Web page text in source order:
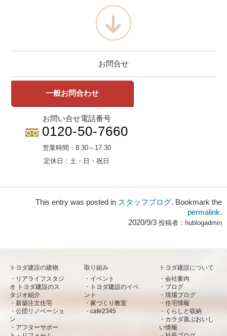
お問合せ
一般お問合わせ
お問い合せ電話番号
0120-50-7660
営業時間： 8:30～17:30
定休日：土・日・祝日
This entry was posted in スタッフブログ. Bookmark the
permalink.
2020/9/3 投稿者： hublogadmin
トヨダ建設の建物
リアライフスタジ
オ トヨダ建設のス
タジオ紹介
新築注文住宅
公団リノベーショ
ン
アフターサポー
取り組み
イベント
トヨダ建設のイベ
ント
家づくり教室
cafe2345
トヨダ建設について
会社案内
ブログ
現場ブログ
住宅情報
くらしと収納
カラダ喜ぶおいし
い情報